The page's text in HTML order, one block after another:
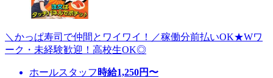
＼かっぱ寿司で仲間とワイワイ！／稼働分前払いOK★Wワ
ーク・未経験歓迎！高校生OK◎
ホールスタッフ 時給1,250円〜